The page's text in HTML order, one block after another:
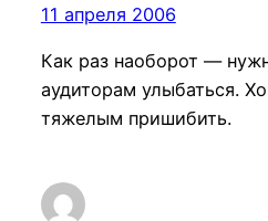
11 апреля 2006
Как раз наоборот —
аудиторам улыбаться.
тяжелым пришибить.